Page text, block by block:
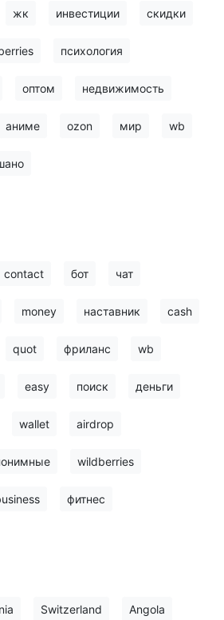
жк инвестиции скидки
психология
оптом недвижимость
аниме ozon мир wb
contact бот чат
money наставник cash
quot фриланс wb
easy поиск деньги
wallet airdrop
wildberries
фитнес
Switzerland Angola